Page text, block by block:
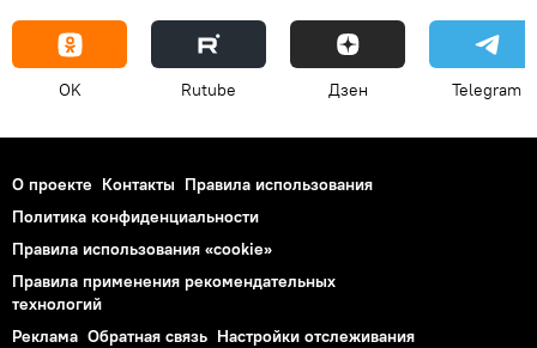
OK Rutube Дзен Telegram
О проекте Контакты Правила использования
Политика конфиденциальности
Правила использования «cookie»
Правила применения рекомендательных
технологий
Реклама Обратная связь Настройки отслеживания